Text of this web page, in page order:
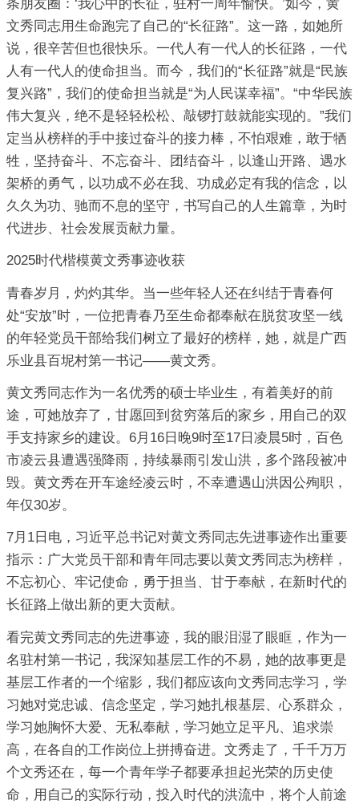
条朋友圈：‘我心中的长征，驻村一周年愉快。’如今，黄
文秀同志用生命跑完了自己的“长征路”。这一路，如她所
说，很辛苦但也很快乐。一代人有一代人的长征路，一代
人有一代人的使命担当。而今，我们的“长征路”就是“民族
复兴路”，我们的使命担当就是“为人民谋幸福”。“中华民族
伟大复兴，绝不是轻轻松松、敲锣打鼓就能实现的。”我们
定当从榜样的手中接过奋斗的接力棒，不怕艰难，敢于牺
牲，坚持奋斗、不忘奋斗、团结奋斗，以逢山开路、遇水
架桥的勇气，以功成不必在我、功成必定有我的信念，以
久久为功、驰而不息的坚守，书写自己的人生篇章，为时
代进步、社会发展贡献力量。
2025时代楷模黄文秀事迹收获
青春岁月，灼灼其华。当一些年轻人还在纠结于青春何
处“安放”时，一位把青春乃至生命都奉献在脱贫攻坚一线
的年轻党员干部给我们树立了最好的榜样，她，就是广西
乐业县百坭村第一书记――黄文秀。
黄文秀同志作为一名优秀的硕士毕业生，有着美好的前
途，可她放弃了，甘愿回到贫穷落后的家乡，用自己的双
手支持家乡的建设。6月16日晚9时至17日凌晨5时，百色
市凌云县遭遇强降雨，持续暴雨引发山洪，多个路段被冲
毁。黄文秀在开车途经凌云时，不幸遭遇山洪因公殉职，
年仅30岁。
7月1日电，习近平总书记对黄文秀同志先进事迹作出重要
指示：广大党员干部和青年同志要以黄文秀同志为榜样，
不忘初心、牢记使命，勇于担当、甘于奉献，在新时代的
长征路上做出新的更大贡献。
看完黄文秀同志的先进事迹，我的眼泪湿了眼眶，作为一
名驻村第一书记，我深知基层工作的不易，她的故事更是
基层工作者的一个缩影，我们都应该向文秀同志学习，学
习她对党忠诚、信念坚定，学习她扎根基层、心系群众，
学习她胸怀大爱、无私奉献，学习她立足平凡、追求崇
高，在各自的工作岗位上拼搏奋进。文秀走了，千千万万
个文秀还在，每一个青年学子都要承担起光荣的历史使
命，用自己的实际行动，投入时代的洪流中，将个人前途